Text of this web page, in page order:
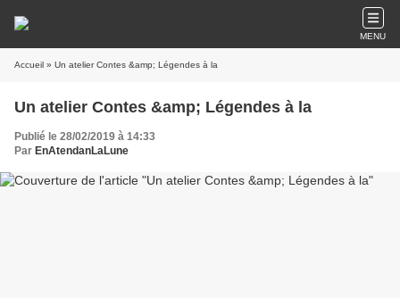
MENU
Accueil » Un atelier Contes &amp; Légendes à la
Un atelier Contes &amp; Légendes à la
Publié le 28/02/2019 à 14:33
Par EnAtendanLaLune